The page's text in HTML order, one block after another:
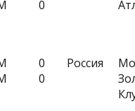
0
0
0
Россия